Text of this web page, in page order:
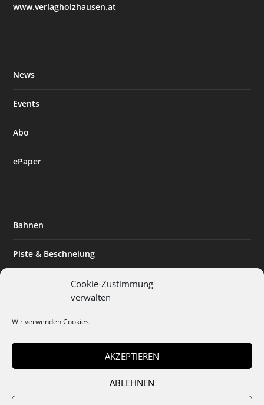
Cookie-Zustimmung
verwalten
Wir verwenden Cookies.
AKZEPTIEREN
ABLEHNEN
www.verlagholzhausen.at
News
Events
Abo
ePaper
Bahnen
Piste & Beschneiung
Expertise & Technik